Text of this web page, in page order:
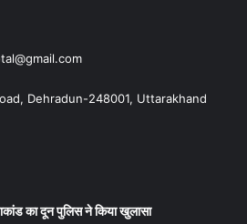
Dehradun-248001, Uttarakhand
का दून पुलिस ने किया खुलासा